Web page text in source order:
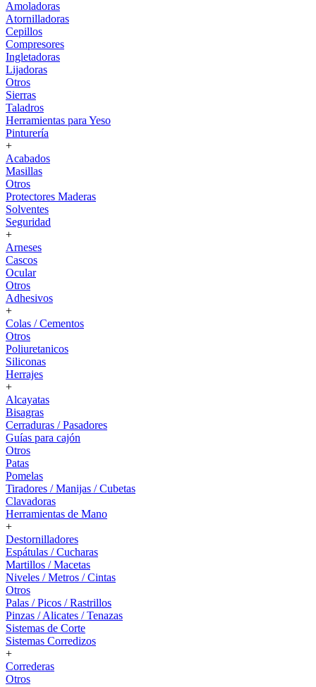
Amoladoras
Atornilladoras
Cepillos
Compresores
Ingletadoras
Lijadoras
Otros
Sierras
Taladros
Herramientas para Yeso
Pinturería
+
Acabados
Masillas
Otros
Protectores Maderas
Solventes
Seguridad
+
Arneses
Cascos
Ocular
Otros
Adhesivos
+
Colas / Cementos
Otros
Poliuretanicos
Siliconas
Herrajes
+
Alcayatas
Bisagras
Cerraduras / Pasadores
Guías para cajón
Otros
Patas
Pomelas
Tiradores / Manijas / Cubetas
Clavadoras
Herramientas de Mano
+
Destornilladores
Espátulas / Cucharas
Martillos / Macetas
Niveles / Metros / Cintas
Otros
Palas / Picos / Rastrillos
Pinzas / Alicates / Tenazas
Sistemas de Corte
Sistemas Corredizos
+
Correderas
Otros